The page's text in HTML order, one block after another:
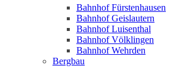
Bahnhof Fürstenhausen
Bahnhof Geislautern
Bahnhof Luisenthal
Bahnhof Völklingen
Bahnhof Wehrden
Bergbau